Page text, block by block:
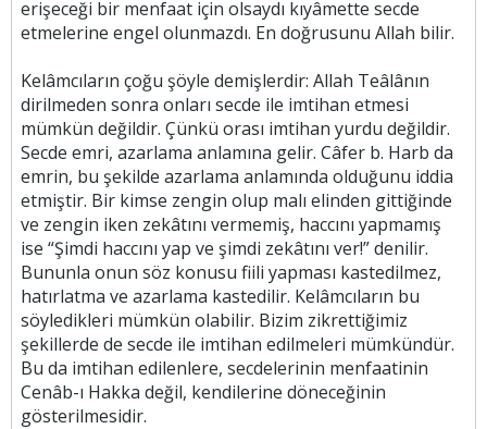
erişeceği bir menfaat için olsaydı kıyâmette secde
etmelerine engel olunmazdı. En doğrusunu Allah bilir.
Kelâmcıların çoğu şöyle demişlerdir: Allah Teâlânın
dirilmeden sonra onları secde ile imtihan etmesi
mümkün değildir. Çünkü orası imtihan yurdu değildir.
Secde emri, azarlama anlamına gelir. Câfer b. Harb da
emrin, bu şekilde azarlama anlamında olduğunu iddia
etmiştir. Bir kimse zengin olup malı elinden gittiğinde
ve zengin iken zekâtını vermemiş, haccını yapmamış
ise “Şimdi haccını yap ve şimdi zekâtını ver!” denilir.
Bununla onun söz konusu fiili yapması kastedilmez,
hatırlatma ve azarlama kastedilir. Kelâmcıların bu
söyledikleri mümkün olabilir. Bizim zikrettiğimiz
şekillerde de secde ile imtihan edilmeleri mümkündür.
Bu da imtihan edilenlere, secdelerinin menfaatinin
Cenâb-ı Hakka değil, kendilerine döneceğinin
gösterilmesidir.